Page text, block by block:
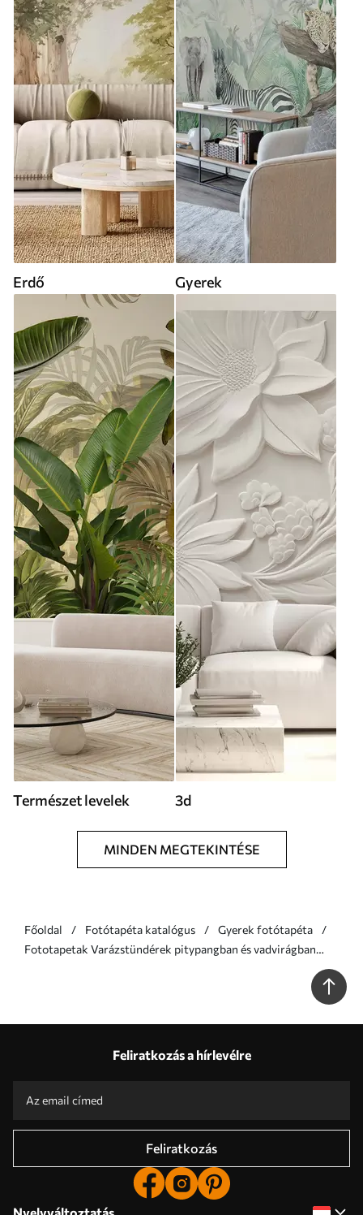
Erdő Gyerek
Természet levelek 3d
MINDEN MEGTEKINTÉSE
Főoldal Fotótapéta katalógus
Gyerek fotótapéta
Fototapetak Varázstündérek pitypangban és vadvirágban
Feliratkozás a hírlevélre
Feliratkozás
Nyelvváltoztatás